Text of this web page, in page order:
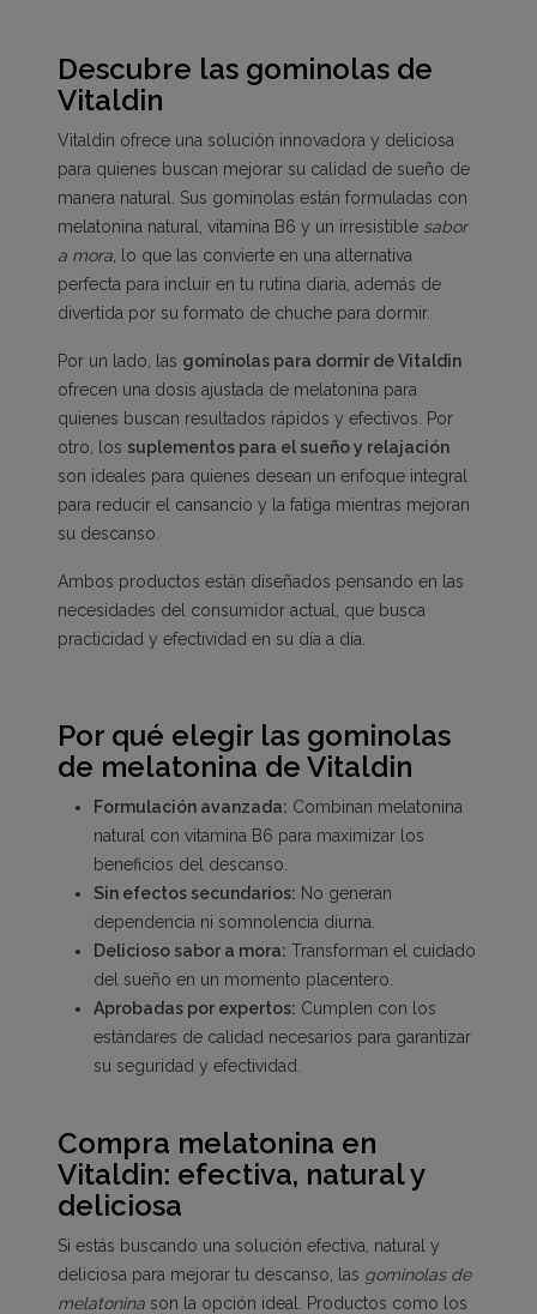
Descubre las gominolas de
Vitaldin
Vitaldin ofrece una solución innovadora y deliciosa
para quienes buscan mejorar su calidad de sueño de
manera natural. Sus gominolas están formuladas con
melatonina natural, vitamina B6 y un irresistible sabor
a mora , lo que las convierte en una alternativa
perfecta para incluir en tu rutina diaria, además de
divertida por su formato de chuche para dormir.
Por un lado, las gominolas para dormir de Vitaldin
ofrecen una dosis ajustada de melatonina para
quienes buscan resultados rápidos y efectivos. Por
otro, los suplementos para el sueño y relajación
son ideales para quienes desean un enfoque integral
para reducir el cansancio y la fatiga mientras mejoran
su descanso.
Ambos productos están diseñados pensando en las
necesidades del consumidor actual, que busca
practicidad y efectividad en su día a día.
Por qué elegir las gominolas
de melatonina de Vitaldin
Formulación avanzada: Combinan melatonina
natural con vitamina B6 para maximizar los
beneficios del descanso.
Sin efectos secundarios: No generan
dependencia ni somnolencia diurna.
Delicioso sabor a mora: Transforman el cuidado
del sueño en un momento placentero.
Aprobadas por expertos: Cumplen con los
estándares de calidad necesarios para garantizar
su seguridad y efectividad.
Compra melatonina en
Vitaldin: efectiva, natural y
deliciosa
Si estás buscando una solución efectiva, natural y
deliciosa para mejorar tu descanso, las gominolas de
melatonina son la opción ideal. Productos como los